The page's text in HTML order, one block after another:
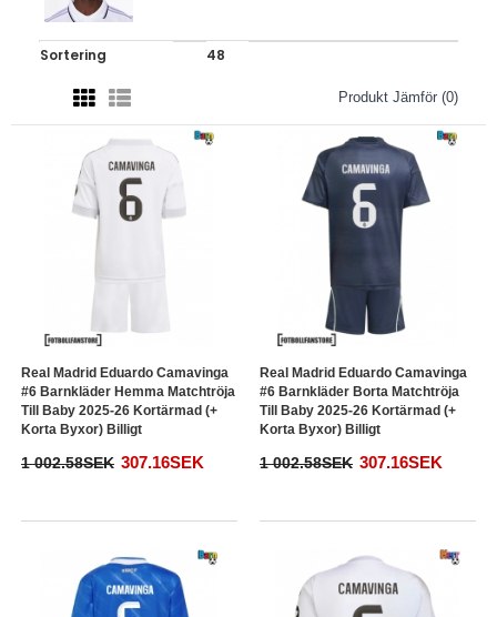
Produkt Jämför (0)
Real Madrid Eduardo Camavinga
#6 Barnkläder Hemma Matchtröja
Till Baby 2025-26 Kortärmad (+
Korta Byxor) Billigt
1 002.58SEK 307.16SEK
Real Madrid Eduardo Camavinga
#6 Barnkläder Borta Matchtröja
Till Baby 2025-26 Kortärmad (+
Korta Byxor) Billigt
1 002.58SEK 307.16SEK